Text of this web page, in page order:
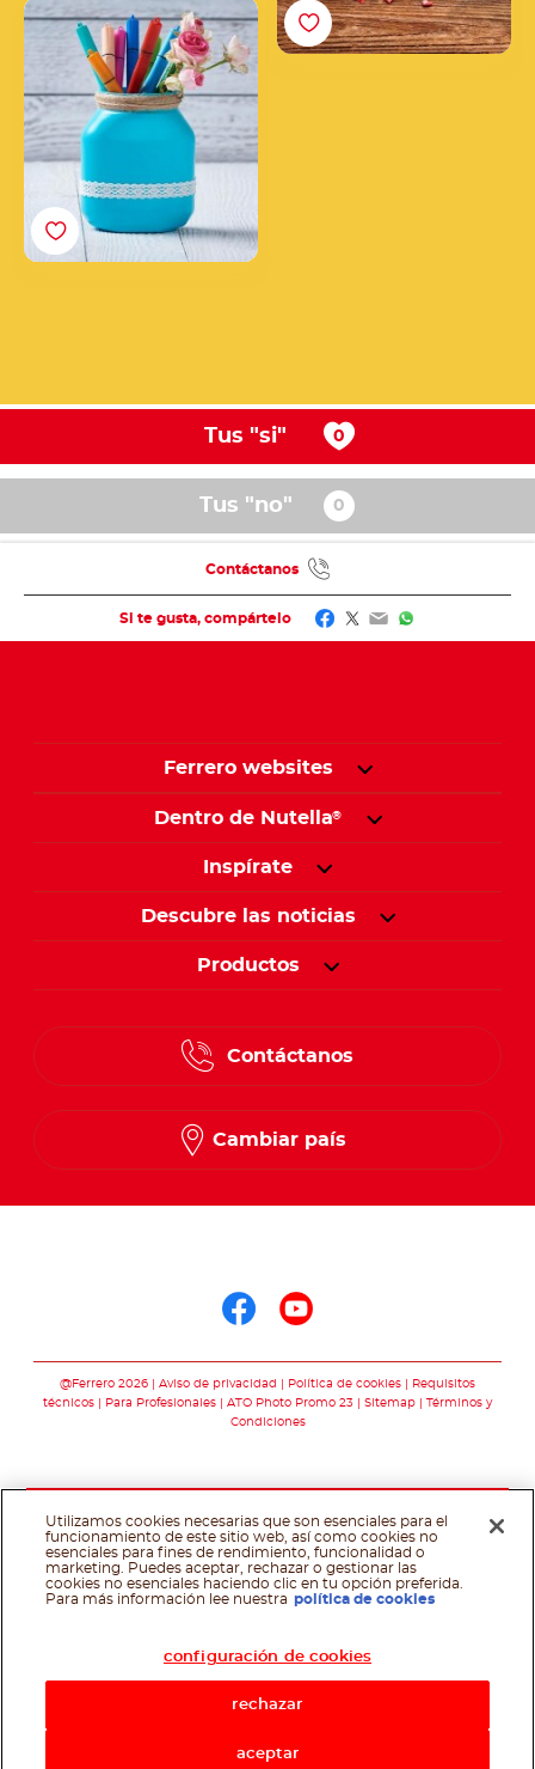
Cómo hacer un lapicero
de un tarro vacío de
Nutella®
Tus "si"
Tus "no"
Asistente de recetas
Si te gusta, compártelo Facebook
Twitter
EmailWhatsApp
Contáctanos
Ferrero websites
Dentro de Nutella®
Inspírate
Descubre las noticias
Productos
Contáctanos
Cambiar país
@Ferrero 2026 Aviso de privacidad Política de cookies
Requisitos
técnicos
Para Profesionales ATO Photo Promo 23 Sitemap
Términos y
Condiciones
Utilizamos cookies necesarias que son esenciales para el
funcionamiento de este sitio web, así como cookies no
esenciales para fines de rendimiento, funcionalidad o
marketing. Puedes aceptar, rechazar o gestionar las
cookies no esenciales haciendo clic en tu opción preferida.
Para más información lee nuestra política de cookies
configuración de cookies
rechazar
aceptar